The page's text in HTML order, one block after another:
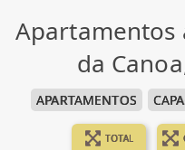
Apartamentos
da
APARTAMENTOS
TOTAL